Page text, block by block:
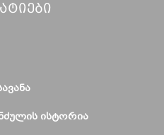
ᲘᲡᲢᲝᲠᲘᲐ